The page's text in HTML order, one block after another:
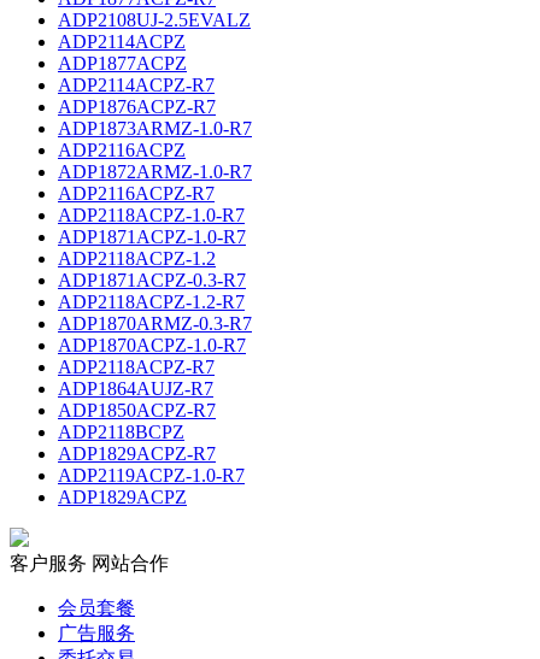
ADP2108UJ-2.5EVALZ
ADP2114ACPZ
ADP1877ACPZ
ADP2114ACPZ-R7
ADP1876ACPZ-R7
ADP1873ARMZ-1.0-R7
ADP2116ACPZ
ADP1872ARMZ-1.0-R7
ADP2116ACPZ-R7
ADP2118ACPZ-1.0-R7
ADP1871ACPZ-1.0-R7
ADP2118ACPZ-1.2
ADP1871ACPZ-0.3-R7
ADP2118ACPZ-1.2-R7
ADP1870ARMZ-0.3-R7
ADP1870ACPZ-1.0-R7
ADP2118ACPZ-R7
ADP1864AUJZ-R7
ADP1850ACPZ-R7
ADP2118BCPZ
ADP1829ACPZ-R7
ADP2119ACPZ-1.0-R7
ADP1829ACPZ
客户服务 网站合作
会员套餐
广告服务